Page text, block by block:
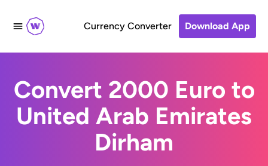
Currency Converter Download App
Convert 2000 Euro to
United Arab Emirates
Dirham